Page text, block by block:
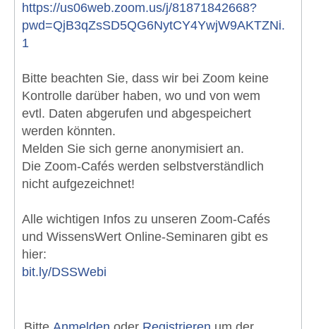
https://us06web.zoom.us/j/81871842668?
pwd=QjB3qZsSD5QG6NytCY4YwjW9AKTZNi.
1
Bitte beachten Sie, dass wir bei Zoom keine
Kontrolle darüber haben, wo und von wem
evtl. Daten abgerufen und abgespeichert
werden könnten.
Melden Sie sich gerne anonymisiert an.
Die Zoom-Cafés werden selbstverständlich
nicht aufgezeichnet!
Alle wichtigen Infos zu unseren Zoom-Cafés
und WissensWert Online-Seminaren gibt es
hier:
bit.ly/DSSWebi